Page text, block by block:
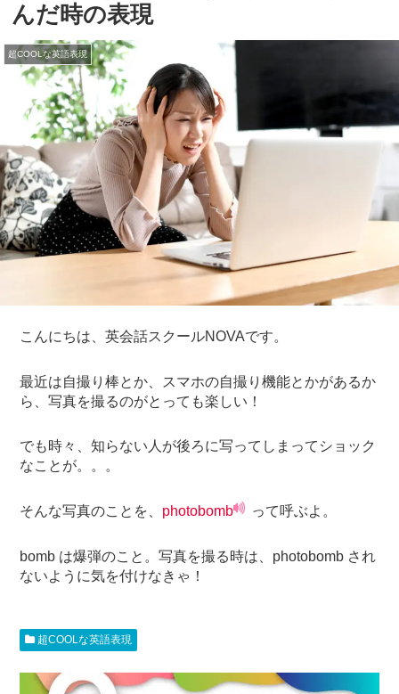
んだ時の表現
超COOLな英語表現
こんにちは、英会話スクールNOVAです。
最近は自撮り棒とか、スマホの自撮り機能とかがあるか
ら、写真を撮るのがとっても楽しい！
でも時々、知らない人が後ろに写ってしまってショック
なことが。。。
そんな写真のことを、 photobombって呼ぶよ。
bomb は爆弾のこと。写真を撮る時は、photobomb され
ないように気を付けなきゃ！
超COOLな英語表現